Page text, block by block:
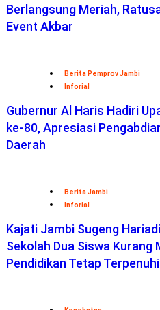
Berlangsung Meriah,
Event Akbar
Berita Pemprov Jambi
Inforial
Gubernur Al Haris Hadiri
ke-80, Apresiasi
Daerah
Berita Jambi
Inforial
Kajati Jambi Sugeng
Sekolah Dua Siswa Kurang
Pendidikan Tetap Terpenuhi